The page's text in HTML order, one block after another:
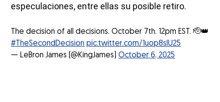
especulaciones, entre ellas su posible retiro.
The decision of all decisions. October 7th. 12pm EST. 🫡👑
#TheSecondDecision pic.twitter.com/1uop8sIU25
— LeBron James (@KingJames)October 6, 2025